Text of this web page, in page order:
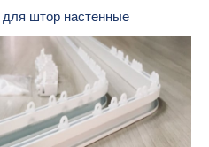
для штор настенные